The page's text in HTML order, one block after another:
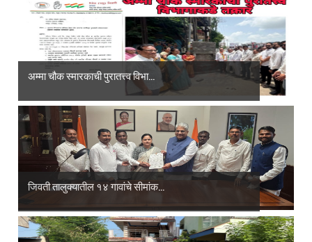
अम्मा चौक स्मारकाची पुरातत्त्व विभा...
जिवती तालुक्यातील १४ गावांचे सीमांक...